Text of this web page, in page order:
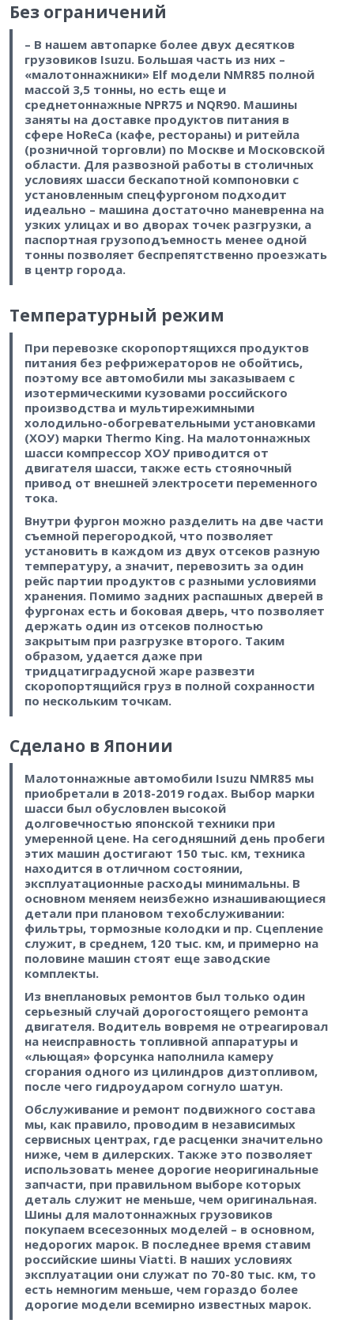
Без ограничений
– В нашем автопарке более двух десятков
грузовиков Isuzu. Большая часть из них –
«малотоннажники» Elf модели NMR85 полной
массой 3,5 тонны, но есть еще и
среднетоннажные NPR75 и NQR90. Машины
заняты на доставке продуктов питания в
сфере HoReCa (кафе, рестораны) и ритейла
(розничной торговли) по Москве и Московской
области. Для развозной работы в столичных
условиях шасси бескапотной компоновки c
установленным спецфургоном подходит
идеально – машина достаточно маневренна на
узких улицах и во дворах точек разгрузки, а
паспортная грузоподъемность менее одной
тонны позволяет беспрепятственно проезжать
в центр города.
Температурный режим
При перевозке скоропортящихся продуктов
питания без рефрижераторов не обойтись,
поэтому все автомобили мы заказываем с
изотермическими кузовами российского
производства и мультирежимными
холодильно-обогревательными установками
(ХОУ) марки Thermo King. На малотоннажных
шасси компрессор ХОУ приводится от
двигателя шасси, также есть стояночный
привод от внешней электросети переменного
тока.
Внутри фургон можно разделить на две части
съемной перегородкой, что позволяет
установить в каждом из двух отсеков разную
температуру, а значит, перевозить за один
рейс партии продуктов с разными условиями
хранения. Помимо задних распашных дверей в
фургонах есть и боковая дверь, что позволяет
держать один из отсеков полностью
закрытым при разгрузке второго. Таким
образом, удается даже при
тридцатиградусной жаре развезти
скоропортящийся груз в полной сохранности
по нескольким точкам.
Сделано в Японии
Малотоннажные автомобили Isuzu NMR85 мы
приобретали в 2018-2019 годах. Выбор марки
шасси был обусловлен высокой
долговечностью японской техники при
умеренной цене. На сегодняшний день пробеги
этих машин достигают 150 тыс. км, техника
находится в отличном состоянии,
эксплуатационные расходы минимальны. В
основном меняем неизбежно изнашивающиеся
детали при плановом техобслуживании:
фильтры, тормозные колодки и пр. Сцепление
служит, в среднем, 120 тыс. км, и примерно на
половине машин стоят еще заводские
комплекты.
Из внеплановых ремонтов был только один
серьезный случай дорогостоящего ремонта
двигателя. Водитель вовремя не отреагировал
на неисправность топливной аппаратуры и
«льющая» форсунка наполнила камеру
сгорания одного из цилиндров дизтопливом,
после чего гидроударом согнуло шатун.
Обслуживание и ремонт подвижного состава
мы, как правило, проводим в независимых
сервисных центрах, где расценки значительно
ниже, чем в дилерских. Также это позволяет
использовать менее дорогие неоригинальные
запчасти, при правильном выборе которых
деталь служит не меньше, чем оригинальная.
Шины для малотоннажных грузовиков
покупаем всесезонных моделей – в основном,
недорогих марок. В последнее время ставим
российские шины Viatti. В наших условиях
эксплуатации они служат по 70-80 тыс. км, то
есть немногим меньше, чем гораздо более
дорогие модели всемирно известных марок.